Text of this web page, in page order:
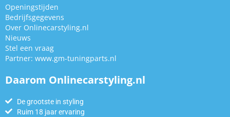
Openingstijden
Bedrijfsgegevens
Over Onlinecarstyling.nl
Nieuws
Stel een vraag
Partner: www.gm-tuningparts.nl
Daarom Onlinecarstyling.nl
De grootste in styling
Ruim 18 jaar ervaring